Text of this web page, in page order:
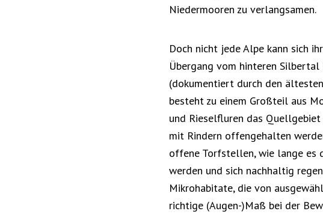
Niedermooren zu verlangsamen.
Doch nicht jede Alpe kann sich
Übergang vom hinteren
(dokumentiert durch den
besteht zu einem Großteil aus
und Rieselfluren das
mit Rindern offengehalten
offene Torfstellen, wie lange es
werden und sich nachhaltig
Mikrohabitate, die von
richtige (Augen-)Maß bei der